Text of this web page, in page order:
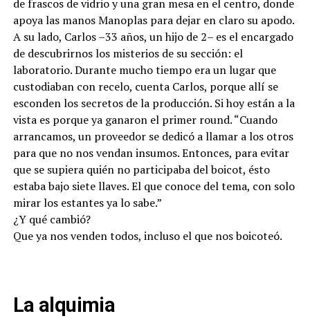
de frascos de vidrio y una gran mesa en el centro, donde
apoya las manos Manoplas para dejar en claro su apodo.
A su lado, Carlos –33 años, un hijo de 2– es el encargado
de descubrirnos los misterios de su sección: el
laboratorio. Durante mucho tiempo era un lugar que
custodiaban con recelo, cuenta Carlos, porque allí se
esconden los secretos de la producción. Si hoy están a la
vista es porque ya ganaron el primer round. “Cuando
arrancamos, un proveedor se dedicó a llamar a los otros
para que no nos vendan insumos. Entonces, para evitar
que se supiera quién no participaba del boicot, ésto
estaba bajo siete llaves. El que conoce del tema, con solo
mirar los estantes ya lo sabe.”
¿Y qué cambió?
Que ya nos venden todos, incluso el que nos boicoteó.
La alquimia